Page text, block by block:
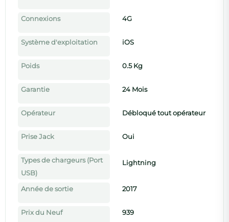
Connexions 4G
Système d'exploitation iOS
Poids 0.5 Kg
Garantie 24 Mois
Opérateur Débloqué tout opérateur
Prise Jack Oui
Types de chargeurs (Port
USB)
Lightning
Année de sortie 2017
Prix du Neuf 939